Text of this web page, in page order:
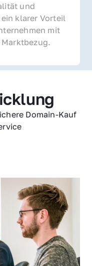
und
klarer Vorteil
mit
Domain-Kauf